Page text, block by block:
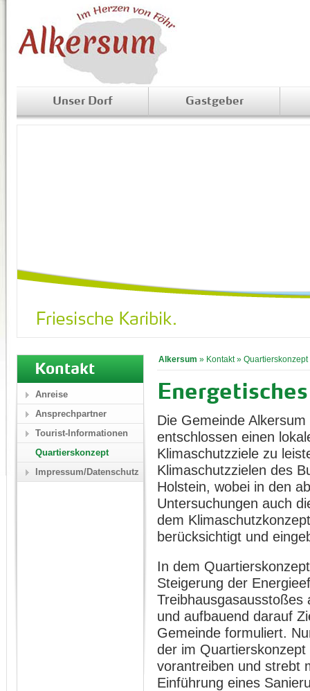
Unser Dorf Gastgeber
Alkersum » Kontakt» Quartierskonzept
Die Gemeinde
entschlossen einen
Klimaschutzziele zu
Klimaschutzzielen des
Holstein, wobei in den
Untersuchungen auch
dem
berücksichtigt und
In dem
Steigerung der
Treibhausgasausstoßes
und aufbauend darauf
Gemeinde formuliert.
der im
vorantreiben und strebt
Einführung eines
Kontakt
Anreise
Ansprechpartner
Tourist-Informationen
Quartierskonzept
Impressum/Datenschutz